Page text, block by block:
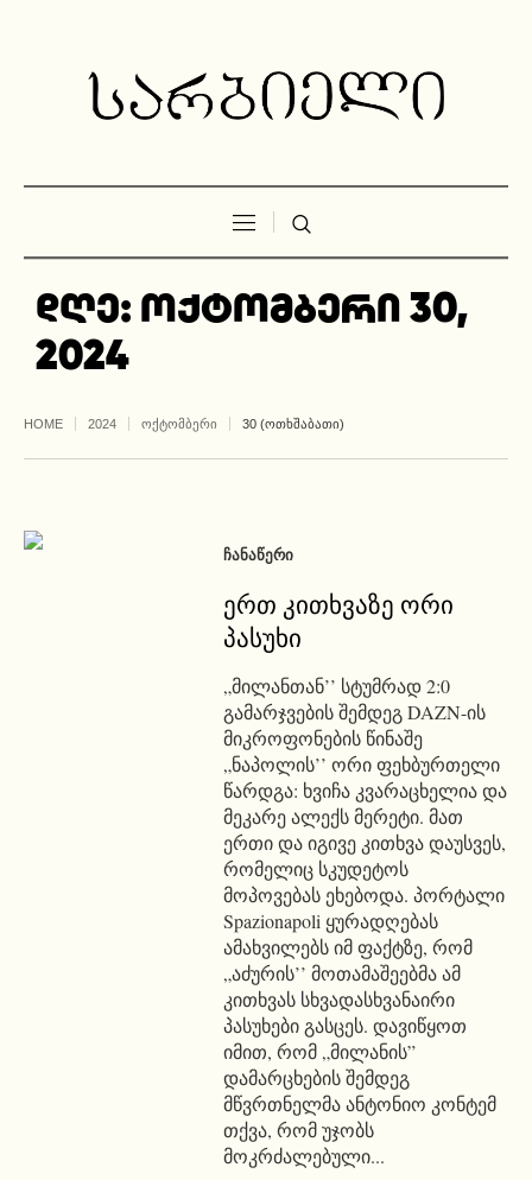
დღე: ოქტომბერი 30,
2024
HOME 2024 ᲝᲥᲢᲝᲛᲑᲔᲠᲘ 30 (ᲝᲗᲮᲨᲐᲑᲐᲗᲘ)
ᲩᲐᲜᲐᲬᲔᲠᲘ
ერთ კითხვაზე ორი
პასუხი
„მილანთან’’ სტუმრად 2:0
გამარჯვების შემდეგ DAZN-ის
მიკროფონების წინაშე
„ნაპოლის’’ ორი ფეხბურთელი
წარდგა: ხვიჩა კვარაცხელია და
მეკარე ალექს მერეტი. მათ
ერთი და იგივე კითხვა დაუსვეს,
რომელიც სკუდეტოს
მოპოვებას ეხებოდა. პორტალი
Spazionapoli ყურადღებას
ამახვილებს იმ ფაქტზე, რომ
„აძურის’’ მოთამაშეებმა ამ
კითხვას სხვადასხვანაირი
პასუხები გასცეს. დავიწყოთ
იმით, რომ „მილანის”
დამარცხების შემდეგ
მწვრთნელმა ანტონიო კონტემ
თქვა, რომ უჯობს
მოკრძალებული...